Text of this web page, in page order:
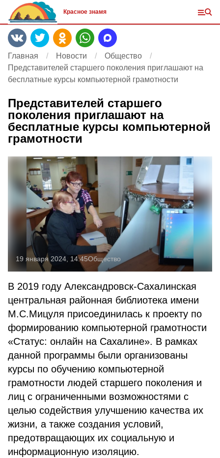
Красное знамя
Главная Новости
Общество
Представителей старшего поколения приглашают на
бесплатные курсы компьютерной грамотности
Представителей старшего
поколения приглашают на
бесплатные курсы компьютерной
грамотности
19 января 2024, 14:45Общество
В 2019 году Александровск-Сахалинская
центральная районная библиотека имени
М.С.Мицуля присоединилась к проекту по
формированию компьютерной грамотности
«Статус: онлайн на Сахалине». В рамках
данной программы были организованы
курсы по обучению компьютерной
грамотности людей старшего поколения и
лиц с ограниченными возможностями с
целью содействия улучшению качества их
жизни, а также создания условий,
предотвращающих их социальную и
информационную изоляцию.